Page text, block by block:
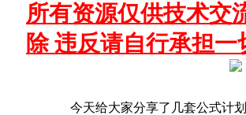
所有资源仅供技术交
除 违反请自行承担
今天给大家分享了几套公式计